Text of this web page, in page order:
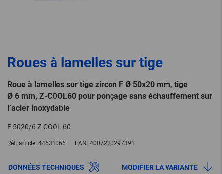
Roues à lamelles sur tige
Roue à lamelles sur tige zircon F Ø 50x20 mm, tige
Ø 6 mm, Z-COOL60 pour ponçage sans échauffement sur
l’acier inoxydable
F 5020/6 Z-COOL 60
Réf. article: 44531066 EAN: 4007220297391
DONNÉES TECHNIQUES MODIFIER LA VARIANTE